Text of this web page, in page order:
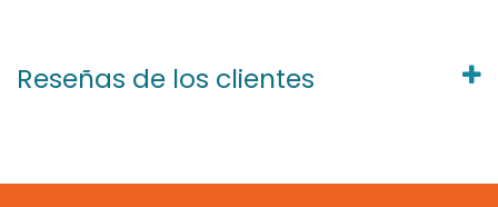
Reseñas de los clientes